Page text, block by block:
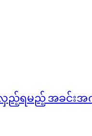
န်လှည့်ရမည့် အခင်းအ